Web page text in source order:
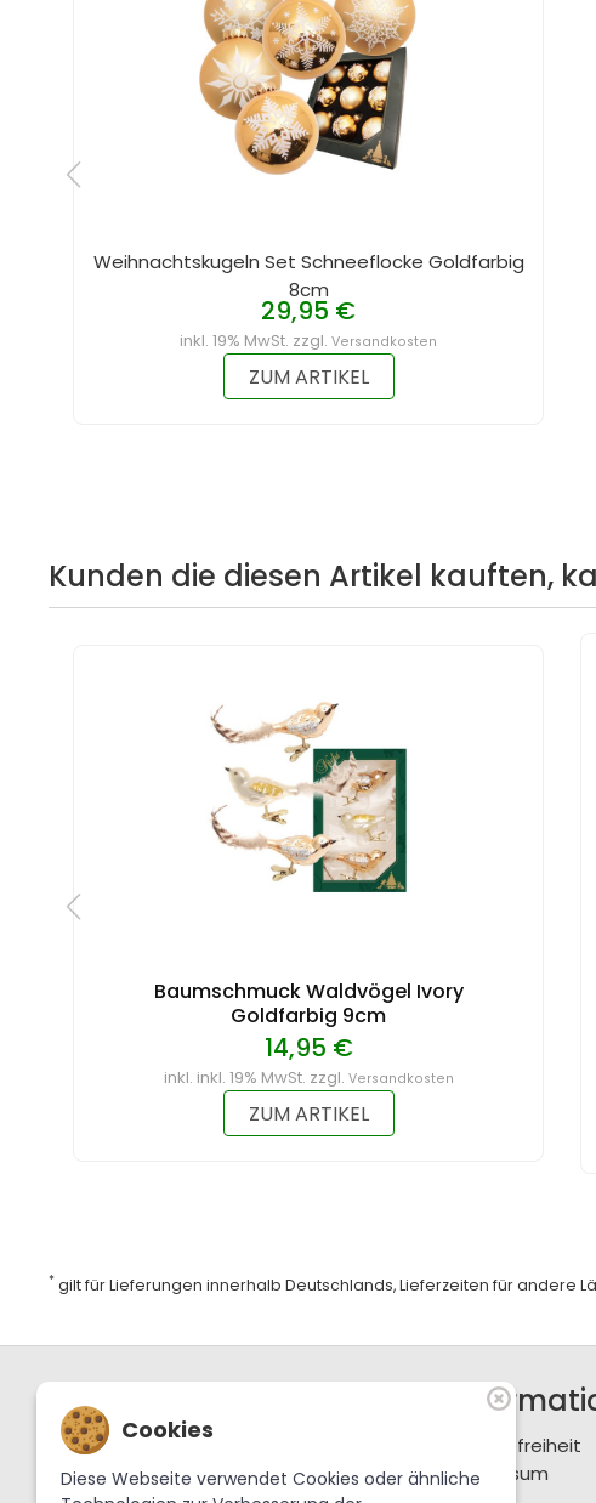
Weihnachtskugeln Set Schneeflocke Goldfarbig
8cm
29,95 €
inkl. 19% MwSt. zzgl.Versandkosten
ZUM ARTIKEL
Kunden die diesen Artikel kauften,
Baumschmuck Waldvögel Ivory
Goldfarbig 9cm
14,95 €
inkl. inkl. 19% MwSt. zzgl. Versandkosten
ZUM ARTIKEL
* gilt für Lieferungen innerhalb Deutschlands, Lieferzeiten für andere
Support / Hotline
+49 36702 288-0
service@krebslauscha.de
Barrierefreiheit
Impressum
Cookies
Diese Webseite verwendet Cookies oder ähnliche